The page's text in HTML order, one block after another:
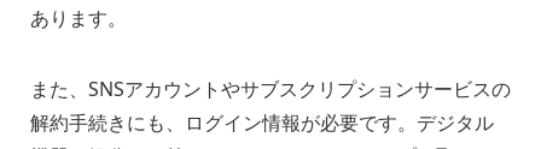
あります。
また、SNSアカウントやサブスクリプションサービスの
解約手続きにも、ログイン情報が必要です。デジタル